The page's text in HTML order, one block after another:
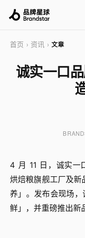
首页 › 资讯 › 文章
诚实一口
4 月 11 日，诚实一
烘焙粮旗舰工厂及新
养」。发布会现场
鲜」，并重磅推出新